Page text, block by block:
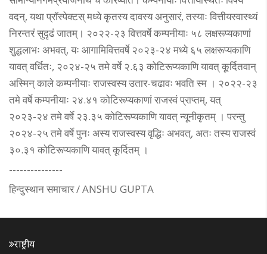
वदन्, यथा प्रॉस्पेक्टस् मध्ये कृतस्य दावस्य अनुसारं, तस्याः वित्तीयस्वास्थ्यं
निरन्तरं सुदृढं जातम्। २०२२-२३ वित्तवर्षे कम्पनीयाः ५८ लक्षरूप्यकाणां
शुद्धलाभः अभवत्, यः आगामिवित्तवर्षे २०२३-२४ मध्ये ६५ लक्षरूप्यकाणि
यावत् वर्धितः, २०२४-२५ तमे वर्षे २.६३ कोटिरूप्यकाणि यावत् कूर्दितवान्
अस्मिन् काले कम्पनीयाः राजस्वस्य उतार-चढावः भवति स्म । २०२२-२३
तमे वर्षे कम्पनीयाः २४.४१ कोटिरूप्यकाणां राजस्वं प्राप्तम्, यत्
२०२३-२४ तमे वर्षे २३.३५ कोटिरूप्यकाणि यावत् न्यूनीकृतम् । परन्तु
२०२४-२५ तमे वर्षे पुनः अस्य राजस्वस्य वृद्धिः अभवत्, अतः तस्य राजस्वं
३०.३१ कोटिरूप्यकाणि यावत् कूर्दितम् ।
---------------
हिन्दुस्थान समाचार / ANSHU GUPTA
राष्ट्रीय